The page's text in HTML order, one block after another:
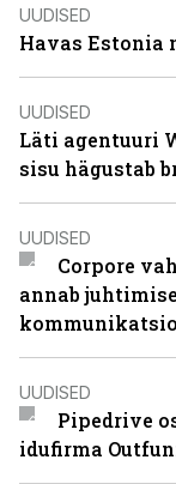
UUDISED
Havas Estonia
UUDISED
Läti agentuuri
sisu hägustab
UUDISED
Corpore
annab
UUDISED
Pipedrive
idufirma